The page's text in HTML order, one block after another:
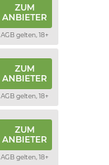
ZUM
ANBIETER
AGB gelten, 18+
ZUM
ANBIETER
AGB gelten, 18+
ZUM
ANBIETER
AGB gelten, 18+